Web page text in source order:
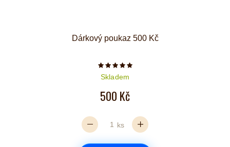
Dárkový poukaz 500 Kč
Počet hvězdiček je 5 z 5
Skladem
500 Kč
ks